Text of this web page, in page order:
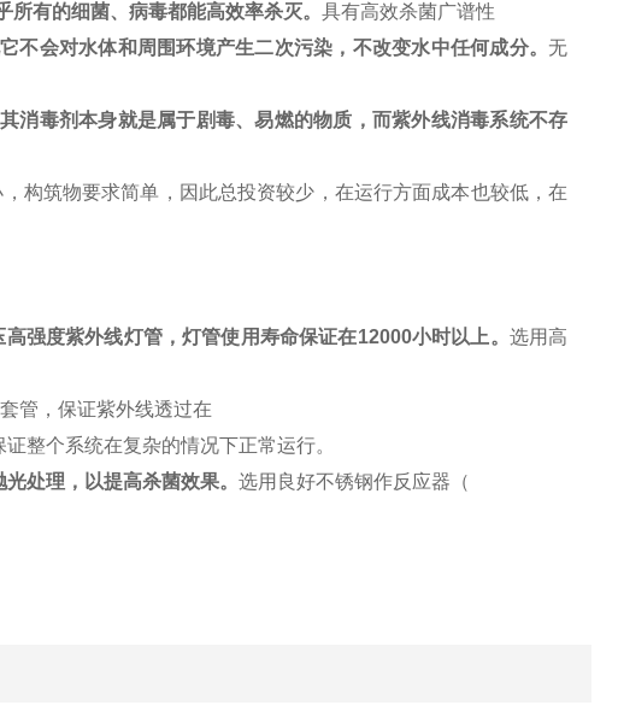
有的细菌、病毒都能高效率杀灭。 具有高效杀菌广谱性
不会对水体和周围环境产生二次污染，不改变水中任何成分。 无
消毒剂本身就是属于剧毒、易燃的物质，而紫外线消毒系统不存
构筑物要求简单，因此总投资较少，在运行方面成本也较低，在
强度紫外线灯管，灯管使用寿命保证在12000小时以上。 选用高
管，保证紫外线透过在
整个系统在复杂的情况下正常运行。
处理，以提高杀菌效果。 选用良好不锈钢作反应器（